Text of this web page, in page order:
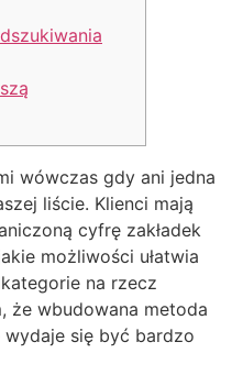
wówczas gdy ani jedna
liście. Klienci mają
cyfrę zakładek
możliwości ułatwia
na rzecz
że wbudowana metoda
się być bardzo